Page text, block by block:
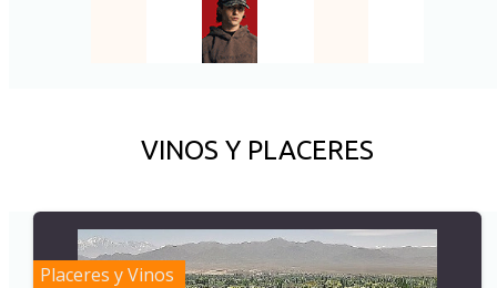
VINOS Y PLACERES
Placeres y Vinos